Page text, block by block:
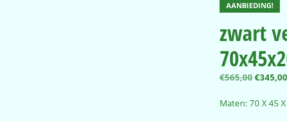
AANBIEDING!
zwart
€565,00
was:
€345,00
Maten: 70 X 45